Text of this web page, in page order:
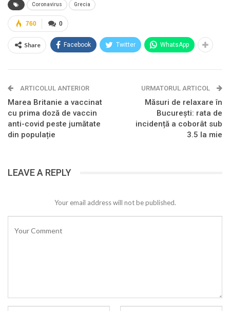
Coronavirus Grecia
0
760
Share Facebook Twitter WhatsApp
ARTICOLUL ANTERIOR
Marea Britanie a vaccinat
cu prima doză de vaccin
anti-covid peste jumătate
din populație
URMATORUL ARTICOL
Măsuri de relaxare în
București: rata de
incidență a coborât sub
3.5 la mie
LEAVE A REPLY
Your email address will not be published.